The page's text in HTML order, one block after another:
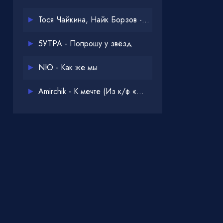
Тося Чайкина, Найк Борзов - Опять
5УТРА - Попрошу у звёзд
NЮ - Как же мы
Amirchik - К мечте (Из к/ф «Одна дома 3»)